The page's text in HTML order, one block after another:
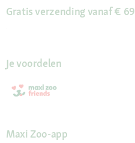
Gratis verzending vanaf € 69
Je voordelen
Maxi Zoo-app